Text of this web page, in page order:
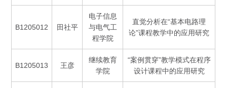
B1205012 田社平
电子信息
与电气工
程学院
直觉分析在“基本电路理
论”课程教学中的应用研究
B1205013 王彦
继续教育
学院
“案例贯穿”教学模式在程序
设计课程中的应用研究